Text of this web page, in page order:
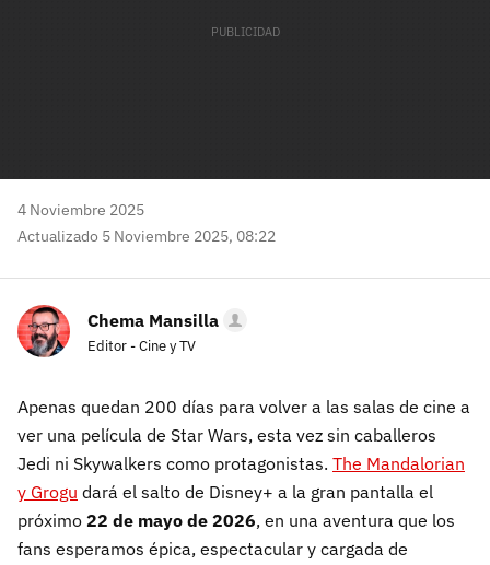
4 Noviembre 2025
Actualizado 5 Noviembre 2025, 08:22
Chema Mansilla
Editor - Cine y TV
Apenas quedan 200 días para volver a las salas de cine a
ver una película de Star Wars, esta vez sin caballeros
Jedi ni Skywalkers como protagonistas. The Mandalorian
y Grogu dará el salto de Disney+ a la gran pantalla el
próximo 22 de mayo de 2026, en una aventura que los
fans esperamos épica, espectacular y cargada de